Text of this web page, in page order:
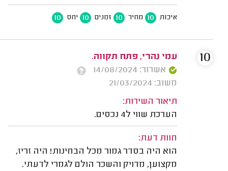
איכות 10 מחיר 10 זמנים 10 יחס 10
עמי נהרי, פתח תקווה.
אשרור: 14/08/2024
משוב: 21/03/2024
תיאור השירות:
הערכת שווי ל4 נכסים.
חוות דעת:
הוא היה בסדר גמור מכל הבחינות! היה זריז,
מקצוען, מדויק והשכר הולם לגמרי לדעתי.
10